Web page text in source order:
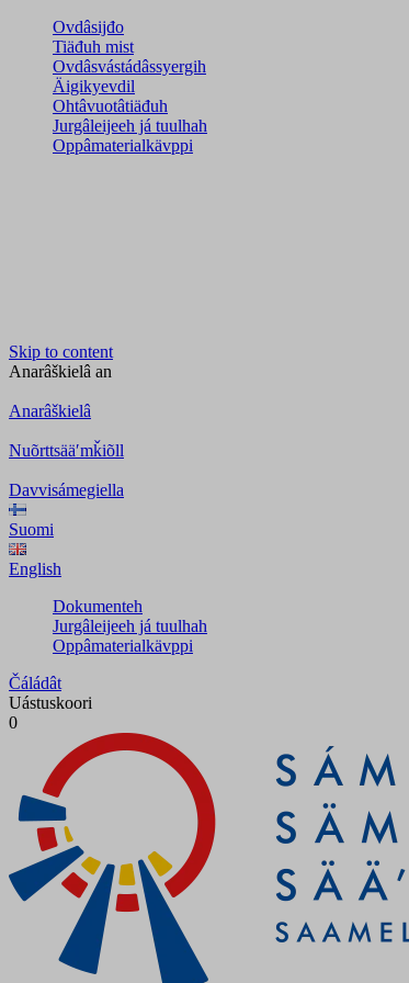
Ovdâsijđo
Tiäđuh mist
Ovdâsvástádâssyergih
Äigikyevdil
Ohtâvuotâtiäđuh
Jurgâleijeeh já tuulhah
Oppâmaterialkävppi
Skip to content
Anarâškielâ an
Anarâškielâ
Nuõrttsääʹmǩiõll
Davvisámegiella
Suomi
English
Dokumenteh
Jurgâleijeeh já tuulhah
Oppâmaterialkävppi
Čáládât
Uástuskoori
0